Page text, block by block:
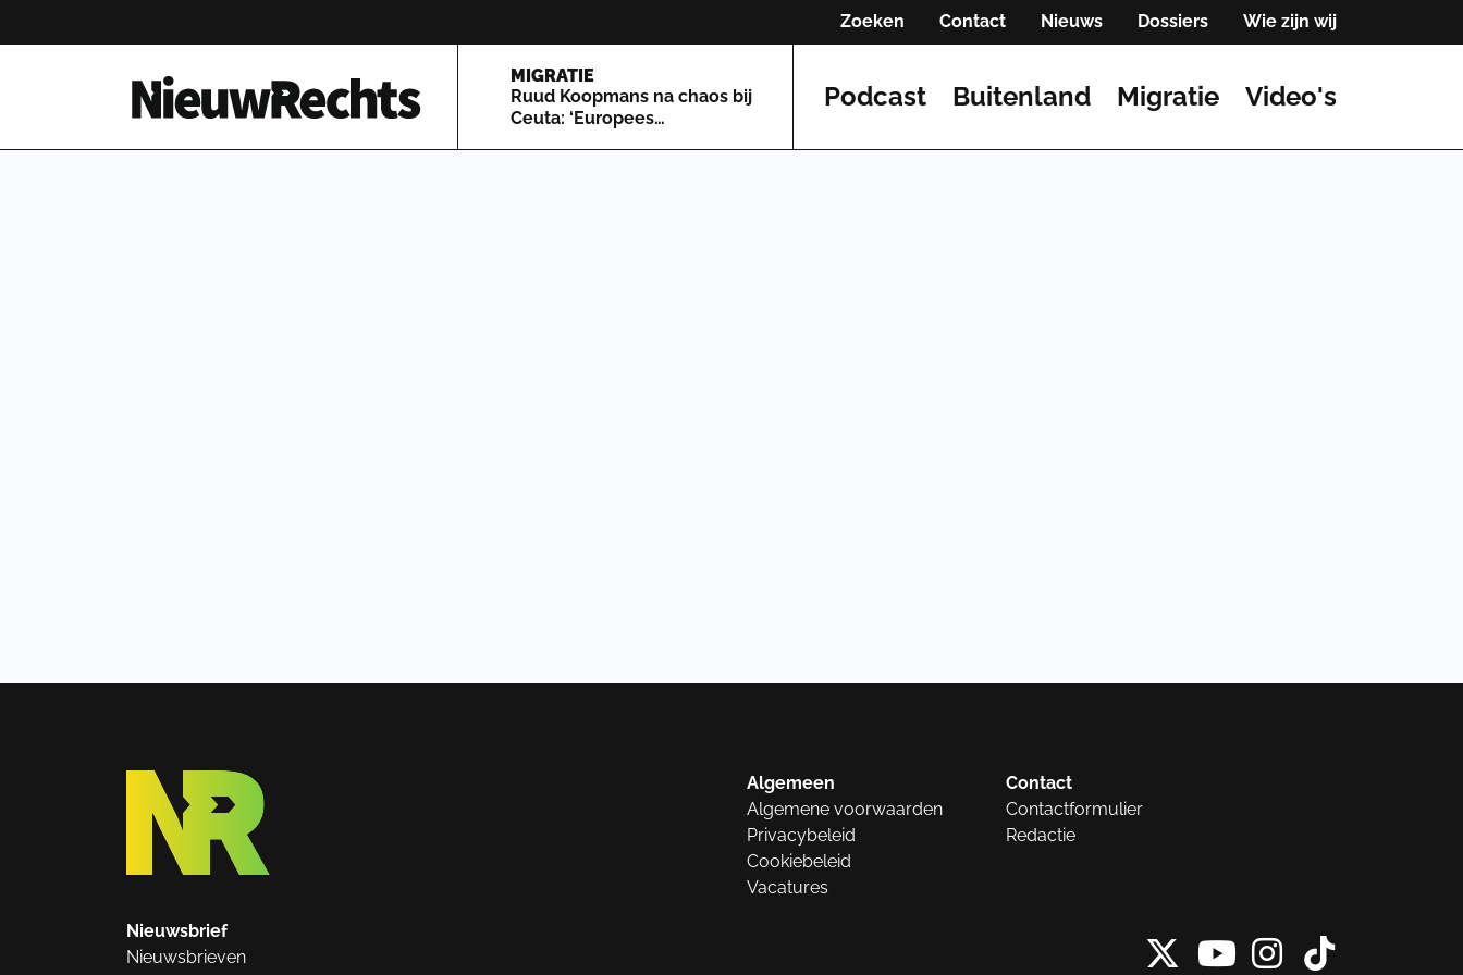
Zoeken Contact Nieuws Dossiers Wie zijn wij
Homepage van NieuwRechts
MIGRATIE
Ruud Koopmans na chaos bij
Ceuta: ‘Europees
Podcast Buitenland Migratie Video's
Algemeen
Algemene voorwaarden
Privacybeleid
Cookiebeleid
Vacatures
Contact
Contactformulier
Redactie
Nieuwsbrief
Nieuwsbrieven
X vanInstagram
Tiktok